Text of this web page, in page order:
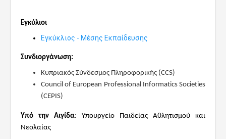
Εγκύλιοι
Εγκύκλιος - Μέσης Εκπαίδευσης
Συνδιοργάνωση:
Κυπριακός Σύνδεσμος Πληροφορικής (CCS)
Council of European Professional Informatics Societies
(CEPIS)
Υπό την Αιγίδα: Υπουργείο Παιδείας Αθλητισμού και
Νεολαίας